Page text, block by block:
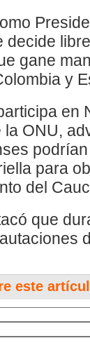
decide
gane
y
en
la ONU,
para
del
que
este